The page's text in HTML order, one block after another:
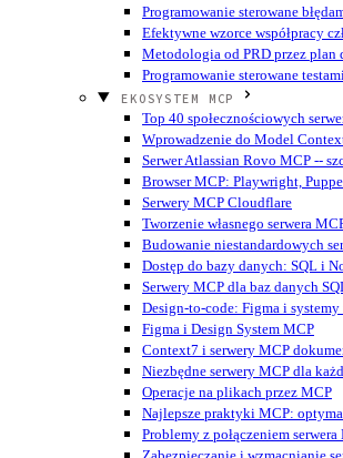
Programowanie sterowane
Efektywne wzorce współpracy
Metodologia od PRD przez plan
Programowanie sterowane
EKOSYSTEM MCP
Top 40 społecznościowych
Wprowadzenie do Model
Serwer Atlassian Rovo MCP --
Browser MCP: Playwright,
Serwery MCP Cloudflare
Tworzenie własnego serwera
Budowanie niestandardowych
Dostęp do bazy danych: SQL i
Serwery MCP dla baz danych
Design-to-code: Figma i
Figma i Design System MCP
Context7 i serwery MCP
Niezbędne serwery MCP dla
Operacje na plikach przez MCP
Najlepsze praktyki MCP:
Problemy z połączeniem serwera